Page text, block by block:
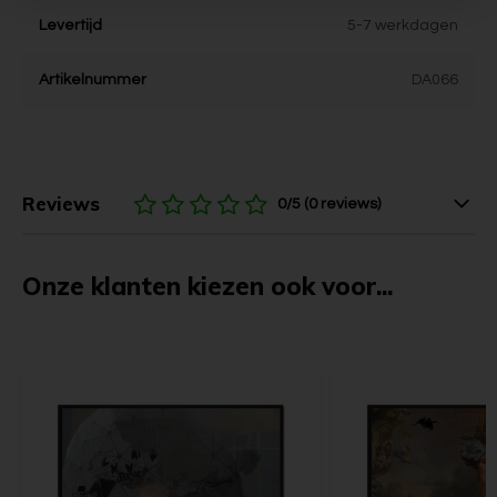
Levertijd 5-7 werkdagen
Artikelnummer DA066
Reviews 0/5 (0 reviews)
Onze klanten kiezen ook voor...